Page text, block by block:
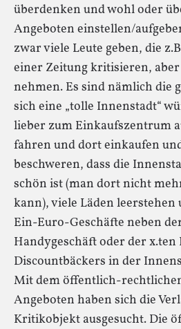
überdenken und wohl oder
Angeboten einstellen/
zwar viele Leute geben, die
einer Zeitung kritisieren,
nehmen. Es sind nämlich die
sich eine „tolle Innenstadt“
lieber zum Einkaufszentrum
fahren und dort einkaufen
beschweren, dass die
schön ist (man dort nicht
kann), viele Läden
Ein-Euro-Geschäfte neben
Handygeschäft oder der x.ten
Discountbäckers in der
Mit dem öffentlich-
Angeboten haben sich die
Kritikobjekt ausgesucht. Die